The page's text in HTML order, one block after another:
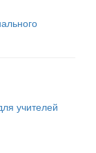
учителей